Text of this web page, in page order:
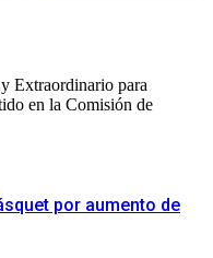
Extraordinario para
en la Comisión de
por aumento de